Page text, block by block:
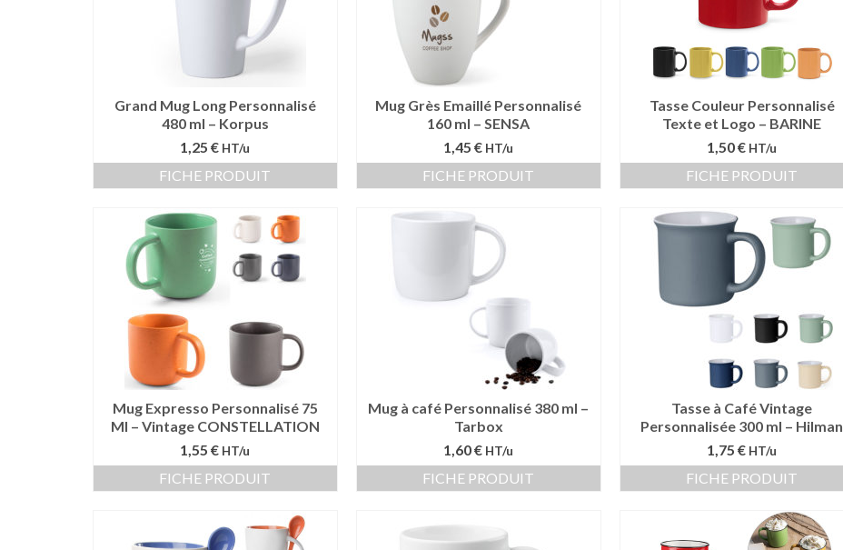
Grand Mug Long Personnalisé
480 ml – Korpus
1,25 € HT/u
FICHE PRODUIT
Mug Grès Emaillé Personnalisé
160 ml – SENSA
1,45 € HT/u
FICHE PRODUIT
Tasse Couleur Personnalisé
Texte et Logo – BARINE
1,50 € HT/u
FICHE PRODUIT
Mug Expresso Personnalisé 75
Ml – Vintage CONSTELLATION
1,55 € HT/u
FICHE PRODUIT
Mug à café Personnalisé 380 ml –
Tarbox
1,60 € HT/u
FICHE PRODUIT
Tasse à Café Vintage
Personnalisée 300 ml – Hilman
1,75 € HT/u
FICHE PRODUIT